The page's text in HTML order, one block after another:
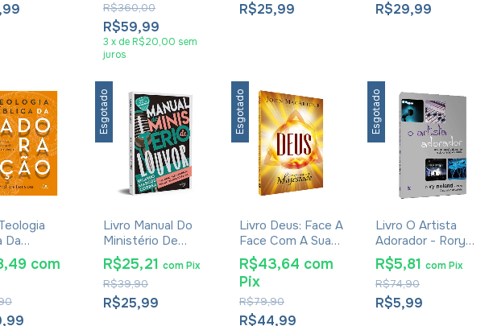
R$59,99
R$360,00
3 x de R$20,00 sem
juros
R$25,99 R$29,99
Da
- David
com
Esgotado
Livro Manual Do
Ministério De
Louvor 2 Edição -
Ricardo Marcos
Corrêa
R$25,99
R$39,90
R$25,21 comPix
Esgotado
Livro Deus: Face A
Face Com A Sua
Majestade - John
MacArthur
R$44,99
R$79,90
R$43,64 com
Pix
Esgotado
Livro O Artista
Adorador - Rory
Noland
R$5,99
R$74,90
R$5,81 comPix